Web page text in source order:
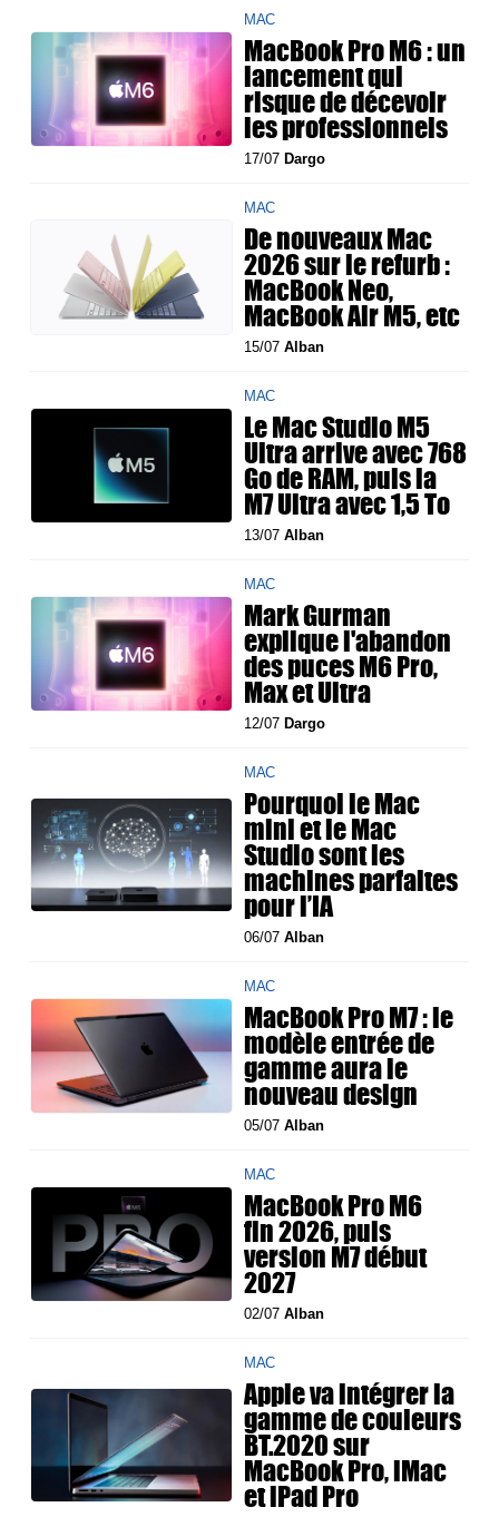
MAC
MacBook Pro M6 : un
lancement qui
risque de décevoir
les professionnels
17/07 Dargo
MAC
De nouveaux Mac
2026 sur le refurb :
MacBook Neo,
MacBook Air M5, etc
15/07Alban
MAC
Le Mac Studio M5
Ultra arrive avec 768
Go de RAM, puis la
M7 Ultra avec 1,5 To
13/07Alban
MAC
Mark Gurman
explique l'abandon
des puces M6 Pro,
Max et Ultra
12/07 Dargo
MAC
Pourquoi le Mac
mini et le Mac
Studio sont les
machines parfaites
pour l’IA
06/07Alban
MAC
MacBook Pro M7 : le
modèle entrée de
gamme aura le
nouveau design
05/07Alban
MAC
MacBook Pro M6
fin 2026, puis
version M7 début
2027
02/07Alban
MAC
Apple va intégrer la
gamme de couleurs
BT.2020 sur
MacBook Pro, iMac
et iPad Pro